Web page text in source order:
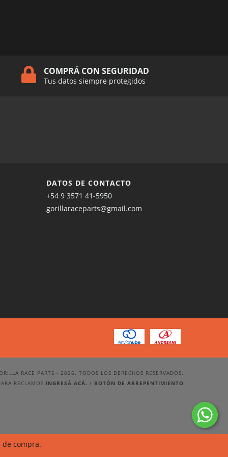
compra.
COMPRÁ CON SEGURIDAD
Tus datos siempre protegidos
DATOS DE CONTACTO
+54 9 3571 41-5950
gorillaraceparts@gmail.com
RACE PARTS - 2026. TODOS LOS DERECHOS RESERVADOS.
RECLAMOS INGRESÁ ACÁ. / BOTÓN DE ARREPENTIMIENTO